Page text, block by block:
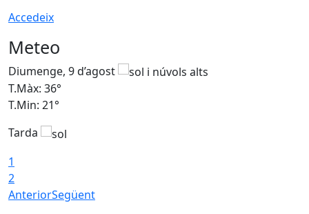
Accedeix
Meteo
Diumenge, 9 d’agost
T.Màx: 36°
T.Min: 21°
Tarda
1
2
AnteriorSegüent